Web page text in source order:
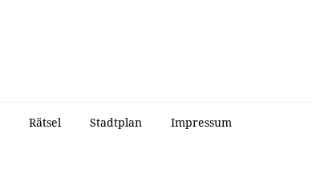
Rätsel Stadtplan Impressum